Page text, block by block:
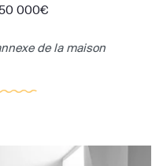
000€
de la maison